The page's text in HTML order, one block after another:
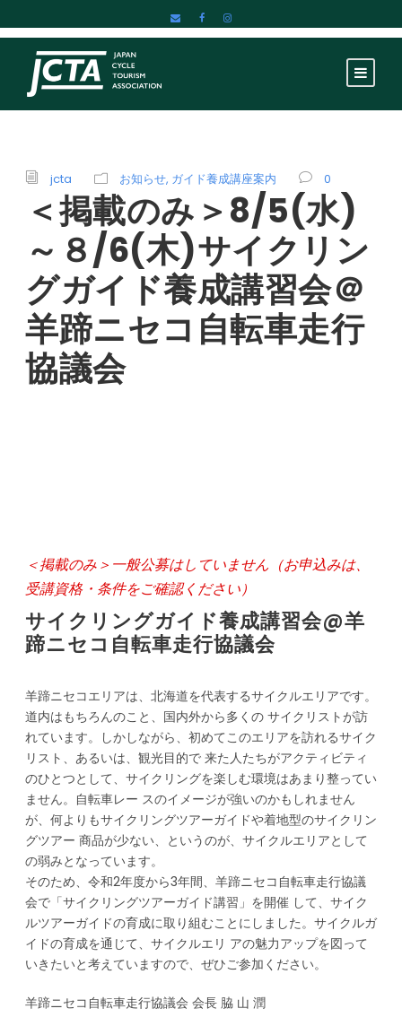
jcta お知らせ, ガイド養成講座案内 0
＜掲載のみ＞8/5(水)
～８/6(木)サイクリン
グガイド養成講習会＠
羊蹄ニセコ自転車走行
協議会
＜掲載のみ＞一般公募はしていません（お申込みは、
受講資格・条件をご確認ください）
サイクリングガイド養成講習会@羊
蹄ニセコ自転車走行協議会
羊蹄ニセコエリアは、北海道を代表するサイクルエリアです。
道内はもちろんのこと、国内外から多くの サイクリストが訪
れています。しかしながら、初めてこのエリアを訪れるサイク
リスト、あるいは、観光目的で 来た人たちがアクティビティ
のひとつとして、サイクリングを楽しむ環境はあまり整ってい
ません。自転車レー スのイメージが強いのかもしれません
が、何よりもサイクリングツアーガイドや着地型のサイクリン
グツアー 商品が少ない、というのが、サイクルエリアとして
の弱みとなっています。
そのため、令和2年度から3年間、羊蹄ニセコ自転車走行協議
会で「サイクリングツアーガイド講習」を開催 して、サイク
ルツアーガイドの育成に取り組むことにしました。サイクルガ
イドの育成を通じて、サイクルエリ アの魅力アップを図って
いきたいと考えていますので、ぜひご参加ください。
羊蹄ニセコ自転車走行協議会 会長 脇 山 潤